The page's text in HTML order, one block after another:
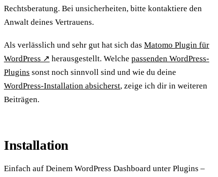
Rechtsberatung. Bei unsicherheiten, bitte kontaktiere den
Anwalt deines Vertrauens.
Als verlässlich und sehr gut hat sich das Matomo Plugin für
WordPress ↗ herausgestellt. Welche passenden WordPress-
Plugins sonst noch sinnvoll sind und wie du deine
WordPress-Installation absicherst, zeige ich dir in weiteren
Beiträgen.
Installation
Einfach auf Deinem WordPress Dashboard unter Plugins –